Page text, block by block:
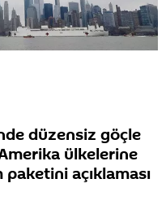
düzensiz göçle
ülkelerine
açıklaması